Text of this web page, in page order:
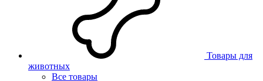
Товары для
животных
Все товары